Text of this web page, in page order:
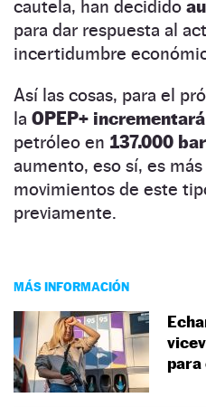
cautela, han decidido
para dar respuesta al
incertidumbre
Así las cosas, para el
la OPEP+ incrementará
petróleo en 137.000
aumento, eso sí, es
movimientos de este
previamente.
MÁS INFORMACIÓN
para